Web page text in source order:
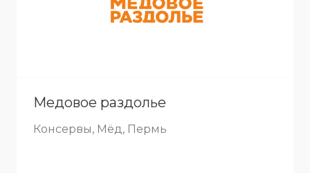
Медовое раздолье
Консервы, Мёд, Пермь